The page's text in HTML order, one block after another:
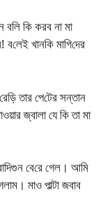
কি করব না মা
খান‌কি মা‌গি‌দের
তার পে‌টের সন্তান
জ্বালা যে কি তা মা
বে‌রে গেল। আ‌মি
মাও পাল্টা জবাব